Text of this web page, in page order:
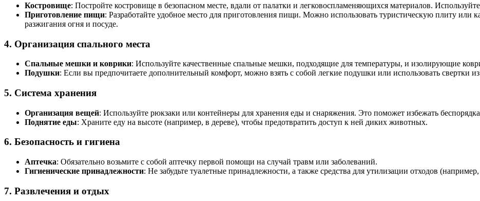
Костровище: Постройте костровище в безопасном месте, вдали от палатки и легковоспламеняющихся материалов.
Приготовление пищи: Разработайте удобное место для приготовления пищи. Можно использовать туристическую плиту или
разжигания огня и посуде.
4. Организация спального места
Спальные мешки и коврики: Используйте качественные спальные мешки, подходящие для температуры, и изолирующие
Подушки: Если вы предпочитаете дополнительный комфорт, можно взять с собой легкие подушки или использовать свертки
5. Система хранения
Организация вещей: Используйте рюкзаки или контейнеры для хранения еды и снаряжения. Это поможет избежать
Поднятие еды: Храните еду на высоте (например, в дереве), чтобы предотвратить доступ к ней диких животных.
6. Безопасность и гигиена
Аптечка: Обязательно возьмите с собой аптечку первой помощи на случай травм или заболеваний.
Гигиенические принадлежности: Не забудьте туалетные принадлежности, а также средства для утилизации отходов
7. Развлечения и отдых